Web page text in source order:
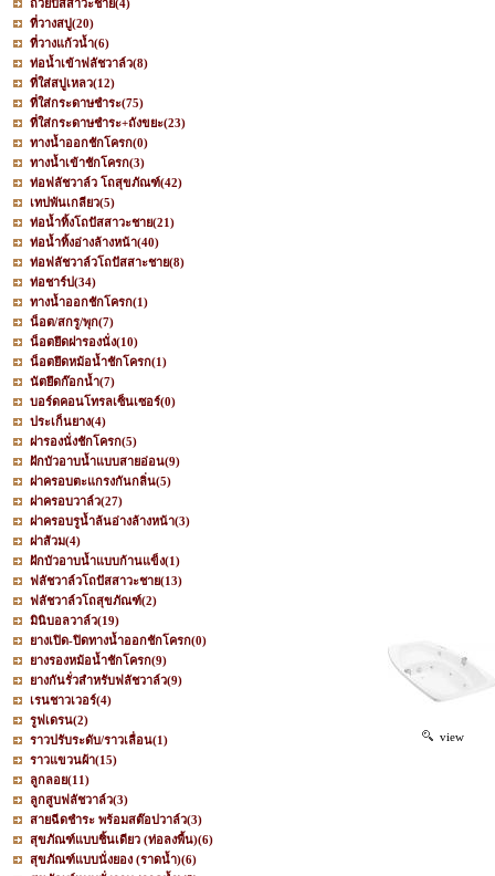
ถ้วยปัสสาวะชาย(4)
ที่วางสบู่(20)
ที่วางแก้วน้ำ(6)
ท่อน้ำเข้าฟลัชวาล์ว(8)
ที่ใส่สบู่เหลว(12)
ที่ใส่กระดาษชำระ(75)
ที่ใส่กระดาษชำระ+ถังขยะ(23)
ทางน้ำออกชักโครก(0)
ทางน้ำเข้าชักโครก(3)
ท่อฟลัชวาล์ว โถสุขภัณฑ์(42)
เทปพันเกลียว(5)
ท่อน้ำทิ้งโถปัสสาวะชาย(21)
ท่อน้ำทิ้งอ่างล้างหน้า(40)
ท่อฟลัชวาล์วโถปัสสาะชาย(8)
ท่อชาร์ป(34)
ทางน้ำออกชักโครก(1)
น็อต/สกรู/พุก(7)
น็อตยึดฝารองนั่ง(10)
น็อตยึดหม้อน้ำชักโครก(1)
นัตยึดก๊อกน้ำ(7)
บอร์ดคอนโทรลเซ็นเซอร์(0)
ประเก็นยาง(4)
ฝารองนั่งชักโครก(5)
ฝักบัวอาบน้ำแบบสายอ่อน(9)
ฝาครอบตะแกรงกันกลิ่น(5)
ฝาครอบวาล์ว(27)
ฝาครอบรูน้ำล้นอ่างล้างหน้า(3)
ฝาส้วม(4)
ฝักบัวอาบน้ำแบบก้านแข็ง(1)
ฟลัชวาล์วโถปัสสาวะชาย(13)
ฟลัชวาล์วโถสุขภัณฑ์(2)
มินิบอลวาล์ว(19)
ยางเปิด-ปิดทางน้ำออกชักโครก(0)
ยางรองหม้อน้ำชักโครก(9)
ยางกันรั่วสำหรับฟลัชวาล์ว(9)
เรนชาวเวอร์(4)
รูฟเดรน(2)
ราวปรับระดับ/ราวเลื่อน(1)
ราวแขวนผ้า(15)
ลูกลอย(11)
ลูกสูบฟลัชวาล์ว(3)
สายฉีดชำระ พร้อมสต๊อปวาล์ว(3)
สุขภัณฑ์แบบชิ้นเดียว (ท่อลงพื้น)(6)
สุขภัณฑ์แบบนั่งยอง (ราดน้ำ)(6)
view